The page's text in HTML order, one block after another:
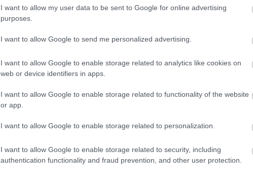
I want to allow my user data to be sent to Google for online advertising
purposes.
I want to allow Google to send me personalized advertising.
I want to allow Google to enable storage related to analytics like cookies on
web or device identifiers in apps.
I want to allow Google to enable storage related to functionality of the website
or app.
I want to allow Google to enable storage related to personalization.
I want to allow Google to enable storage related to security, including
authentication functionality and fraud prevention, and other user protection.